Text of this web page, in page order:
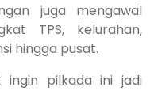
juga mengawal
TPS, kelurahan,
hingga pusat.
ingin pilkada ini jadi